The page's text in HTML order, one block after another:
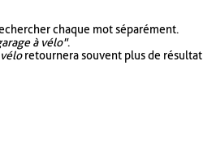
chaque mot séparément.
à vélo".
retournera souvent plus de résultat